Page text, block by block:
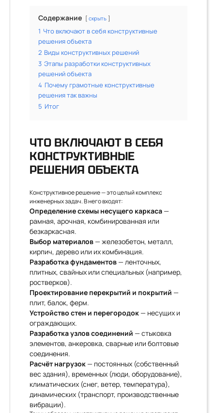
Содержание скрыть
1 Что включают в себя конструктивные
решения объекта
2 Виды конструктивных решений
3 Этапы разработки конструктивных
решений объекта
4 Почему грамотные конструктивные
решения так важны
5 Итог
ЧТО ВКЛЮЧАЮТ В СЕБЯ
КОНСТРУКТИВНЫЕ
РЕШЕНИЯ ОБЪЕКТА
Конструктивное решение — это целый комплекс
инженерных задач. В него входят:
Определение схемы несущего каркаса—
рамная, арочная, комбинированная или
безкаркасная.
Выбор материалов— железобетон, металл,
кирпич, дерево или их комбинация.
Разработка фундаментов— ленточных,
плитных, свайных или специальных (например,
ростверков).
Проектирование перекрытий и покрытий —
плит, балок, ферм.
Устройство стен и перегородок— несущих и
ограждающих.
Разработка узлов соединений — стыковка
элементов, анкеровка, сварные или болтовые
соединения.
Расчёт нагрузок— постоянных (собственный
вес здания), временных (люди, оборудование),
климатических (снег, ветер, температура),
динамических (транспорт, производственные
вибрации).